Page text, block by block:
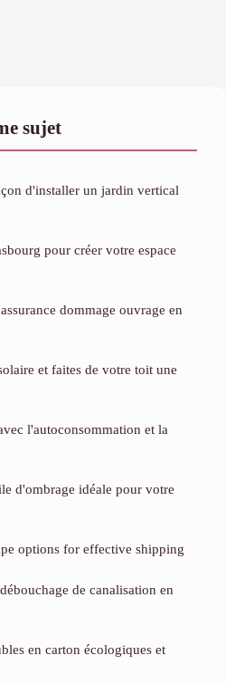
sujet
d'installer un jardin vertical
pour créer votre espace
dommage ouvrage en
et faites de votre toit une
l'autoconsommation et la
d'ombrage idéale pour votre
options for effective shipping
de canalisation en
en carton écologiques et